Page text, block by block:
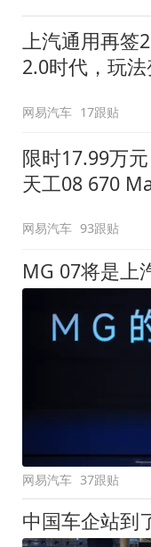
上汽通用再签
2.0时代，玩法
网易汽车 17跟贴
限时17.99万
天工08 670
网易汽车 93跟贴
MG 07将是上
网易汽车 37跟贴
中国车企站到